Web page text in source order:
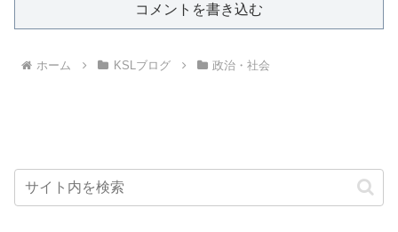
コメントを書き込む
ホーム KSLブログ 政治・社会